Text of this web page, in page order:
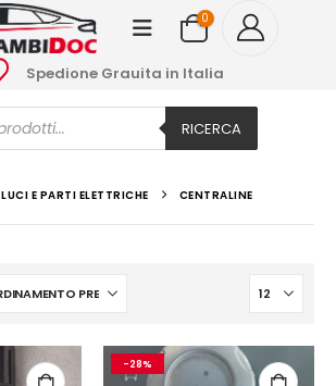
0
Spedione Grauita in Italia
RICERCA
LUCI E PARTI ELETTRICHE CENTRALINE
-28%